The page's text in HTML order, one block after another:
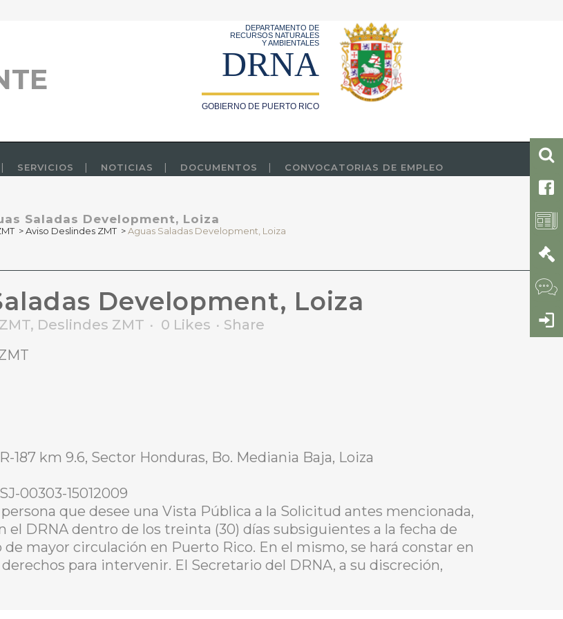
DEPARTAMENTO DE
RECURSOS NATURALES
Y AMBIENTALES
DRNA
GOBIERNO DE PUERTO RICO
SERVICIOS NOTICIAS DOCUMENTOS CONVOCATORIAS DE EMPLEO
Saladas Development, Loiza
>Aviso Deslindes ZMT >Aguas Saladas Development, Loiza
Development, Loiza
, Deslindes ZMT 0 Likes
Share
km 9.6, Sector Honduras, Bo. Mediania Baja, Loiza
00303-15012009
que desee una Vista Pública a la Solicitud antes mencionada,
DRNA dentro de los treinta (30) días subsiguientes a la fecha de
mayor circulación en Puerto Rico. En el mismo, se hará constar en
para intervenir. El Secretario del DRNA, a su discreción,